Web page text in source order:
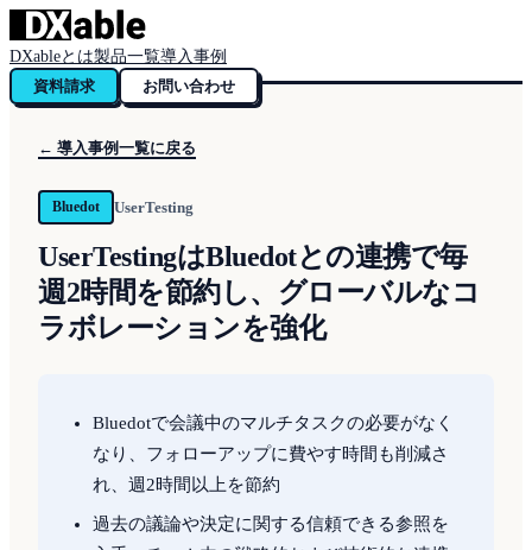
DXableとは製品一覧導入事例
資料請求
お問い合わせ
← 導入事例一覧に戻る
Bluedot UserTesting
UserTestingはBluedotとの連携で毎
週2時間を節約し、グローバルなコ
ラボレーションを強化
Bluedotで会議中のマルチタスクの必要がなく
なり、フォローアップに費やす時間も削減さ
れ、週2時間以上を節約
過去の議論や決定に関する信頼できる参照を